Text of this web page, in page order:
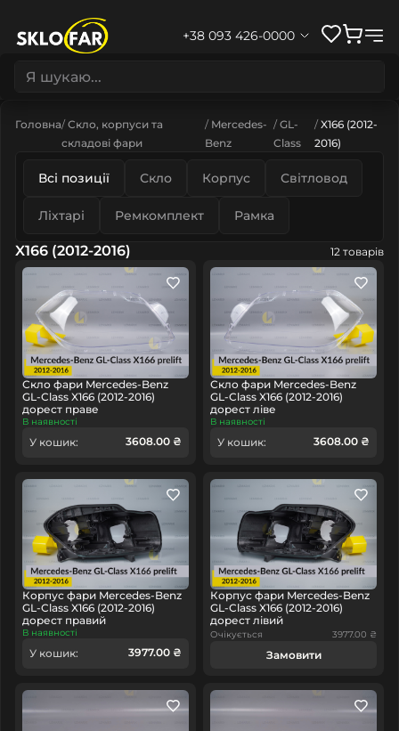
+38 093 426-0000
Головна Скло, корпуси та
складові фари
Mercedes-
Benz
GL-
Class
X166 (2012-
2016)
Всі позиції Скло Корпус Світловод
Ліхтарі Ремкомплект Рамка
X166 (2012-2016) 12 товарів
Скло фари Mercedes-Benz
GL-Class X166 (2012-2016)
дорест праве
В наявності
У кошик: 3608.00 ₴
Скло фари Mercedes-Benz
GL-Class X166 (2012-2016)
дорест ліве
В наявності
У кошик: 3608.00 ₴
Корпус фари Mercedes-Benz
GL-Class X166 (2012-2016)
дорест правий
В наявності
У кошик: 3977.00 ₴
Корпус фари Mercedes-Benz
GL-Class X166 (2012-2016)
дорест лівий
Очікується 3977.00 ₴
Замовити